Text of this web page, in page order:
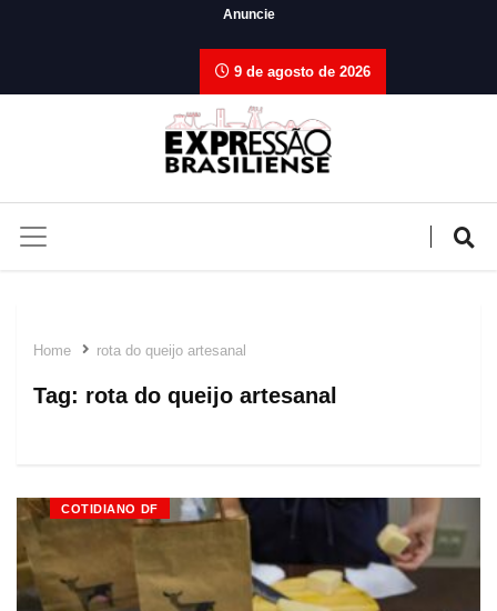
Anuncie
9 de agosto de 2026
Home rota do queijo artesanal
Tag: rota do queijo artesanal
COTIDIANO DF